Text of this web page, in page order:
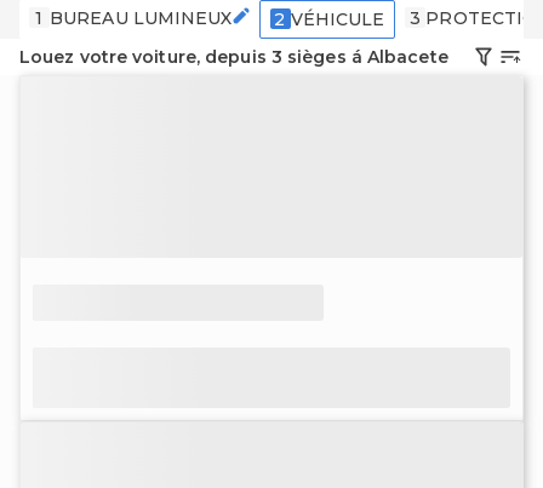
1 BUREAU LUMINEUX 2 VÉHICULE 3
Louez votre voiture, depuis 3 sièges á Albacete